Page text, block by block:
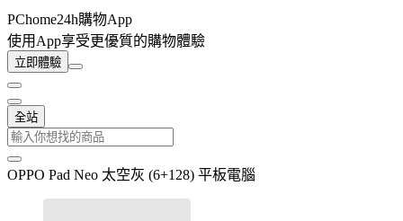
PChome24h購物App
使用App享受更優質的購物體驗
立即體驗
全站
OPPO Pad Neo 太空灰 (6+128) 平板電腦